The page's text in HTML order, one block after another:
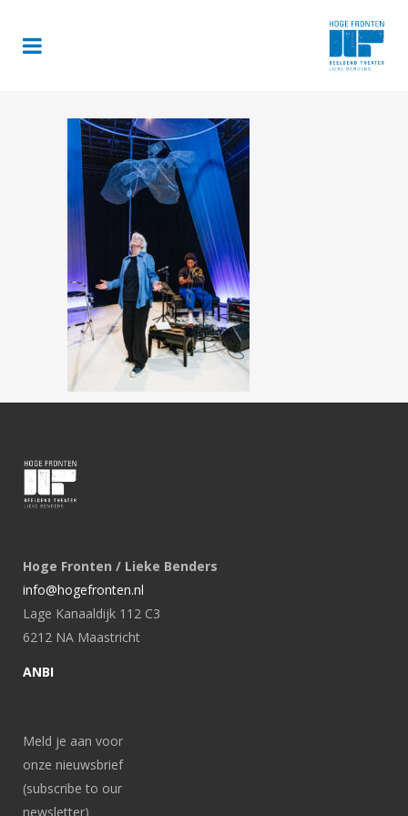
Hoge Fronten / Lieke Benders
info@hogefronten.nl
Lage Kanaaldijk 112 C3
6212 NA Maastricht
ANBI
Meld je aan voor
onze nieuwsbrief
(subscribe to our
newsletter)